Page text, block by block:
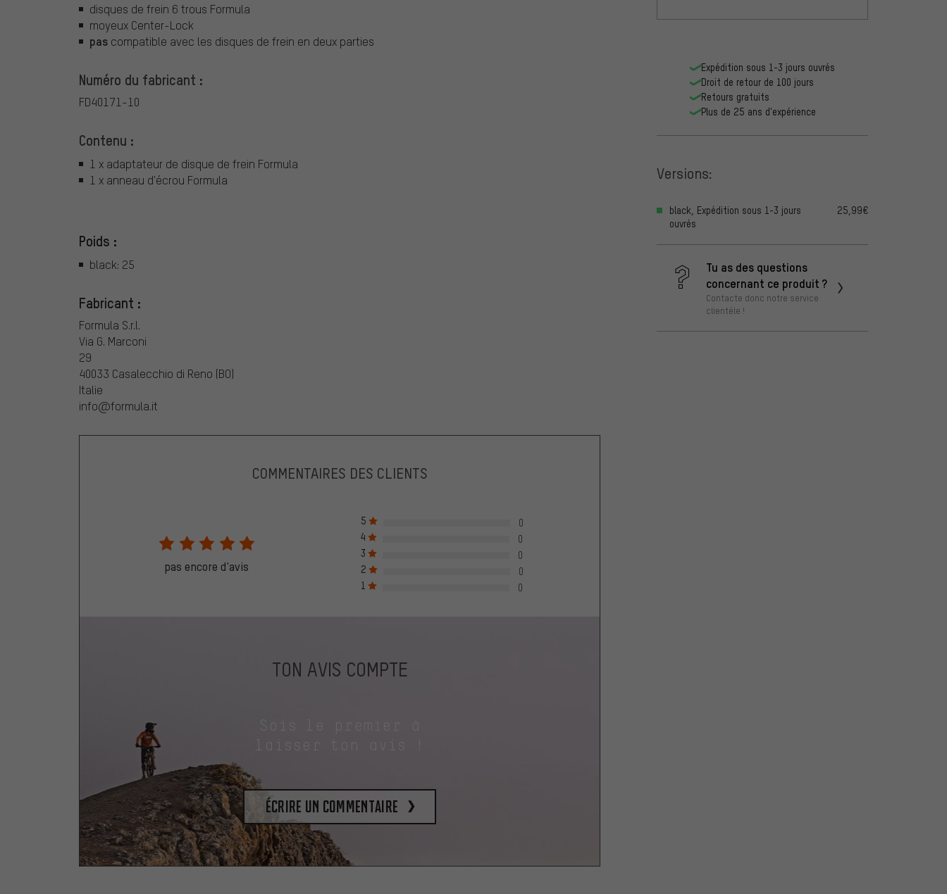
disques de frein 6 trous Formula
moyeux Center-Lock
pas compatible avec les disques de frein en deux parties
Numéro du fabricant :
FD40171-10
Contenu :
1 x adaptateur de disque de frein Formula
1 x anneau d'écrou Formula
Poids :
black: 25
Fabricant :
Formula S.r.l.
Via G. Marconi
29
40033 Casalecchio di Reno (BO)
Italie
info@formula.it
Expédition sous 1-3 jours ouvrés
Droit de retour de 100 jours
Retours gratuits
Plus de 25 ans d'expérience
Versions:
black, Expédition sous 1-3 jours
ouvrés
25,99€
Tu as des questions
concernant ce produit ?
Contacte donc notre service
clientèle !
COMMENTAIRES DES CLIENTS
pas encore d'avis
5
0
4
0
3
0
2
0
1
0
TON AVIS COMPTE
laisser ton avis !
Écrire un commentaire